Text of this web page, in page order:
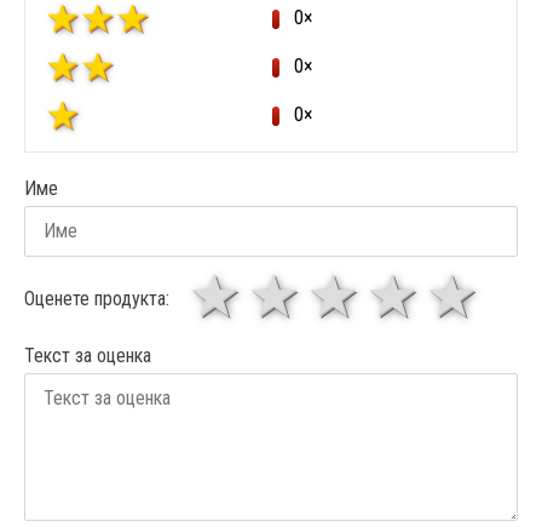
0×
0×
0×
Име
Оценете продукта: 4
3
звезди
1 звезда
Текст за оценка